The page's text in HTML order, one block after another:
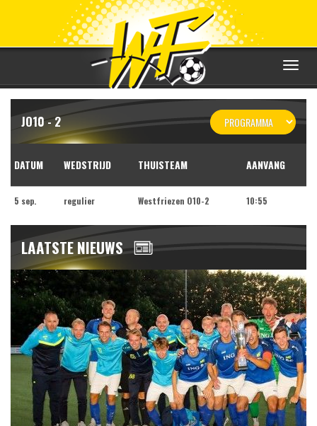
Toggle
JO10 - 2
DATUM WEDSTRIJD THUISTEAM AANVANG
5 sep. regulier Westfriezen O10-2 10:55
LAATSTE NIEUWS